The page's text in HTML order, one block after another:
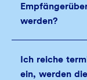
werden?
Ich reiche
ein, werden